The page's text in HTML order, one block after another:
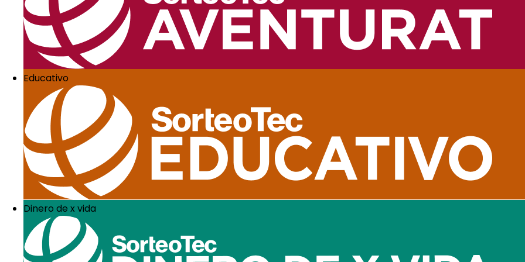
Educativo
Dinero de x vida
Esta posibilidad te la brinda elMuseo del Louvre de París, donde da Vinci es ampliamente representado en los
También, esta experiencia interactiva permite conocer antigüedades egipcias y visualizar los pasillos y características
3. Museo Frida Kahlo
Sumergirse en el universo íntimo de la artista latinoamericana más reconocida del mundo puede ser una experiencia
virtual.
ElMuseo Frida Kahlo
protagonistas, como Retrato de mi padre Wilhem Kahlo (1952) y Viva la vida (1954).
4. Museo del Prado
Se trata de uno de los museos más importantes de España y Europa, que posee más de 200 años de historia y
A través del recorrido virtual, podrás ver con tus hijos muchas de las obras clásicas, que tienen siglos de antigüedad y
Francisco de Goya y Doménikos Theotokópoulos (conocido como el Greco) son algunos de los artistas más
¡Muy bien! Ya conoces cuáles museos virtuales ofrecen interesantes recorridos, que puedes hacer junto a los
Como ves, si bien enfrentamos momentos complejos a nivel global, también es una realidad es una época única
¡Ánimo!
¿Te pareció interesante este material? Si quieres conocer otras valiosas actividades que puedes hacer en familia, no
4 actividades para renovar tu hogar en familia
¿Qué opinas de este artículo?
Déjanos tu valoración con un pulgar arriba o abajo.